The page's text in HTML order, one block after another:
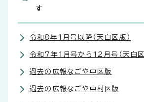
す
令和8年1月号以降（天白区版）
令和7年1月号から12月号（天白区
過去の広報なごや中区版
過去の広報なごや中村区版